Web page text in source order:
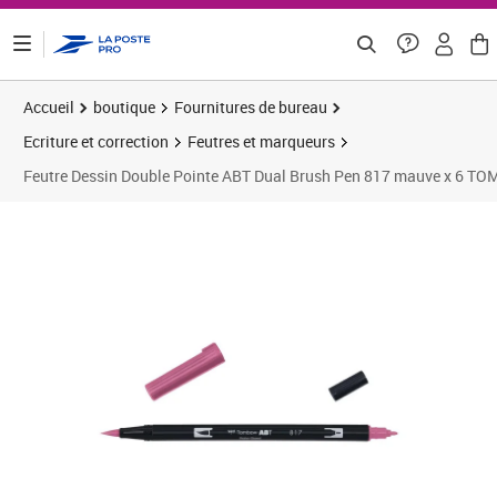
Accueil boutique
Fournitures de bureau
Ecriture et correction
Feutres et marqueurs
Feutre Dessin Double Pointe ABT Dual Brush Pen 817 mauve x 6